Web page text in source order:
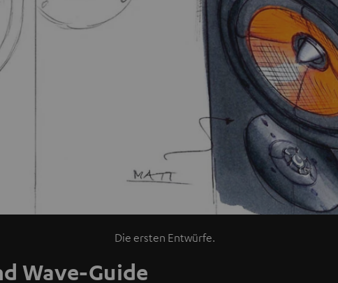
Die ersten Entwürfe.
Wave-Guide